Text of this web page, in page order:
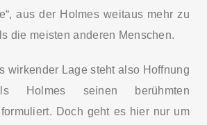
aus der Holmes weitaus mehr zu
die meisten anderen Menschen.
wirkender Lage steht also Hoffnung
Holmes seinen berühmten
Doch geht es hier nur um